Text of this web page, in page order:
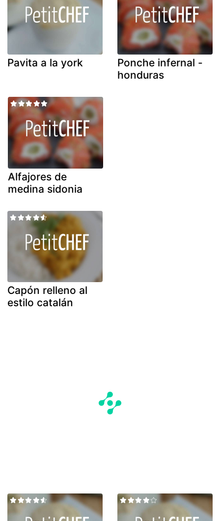
Pavita a la york
Ponche infernal -
honduras
Alfajores de
medina sidonia
Capón relleno al
estilo catalán